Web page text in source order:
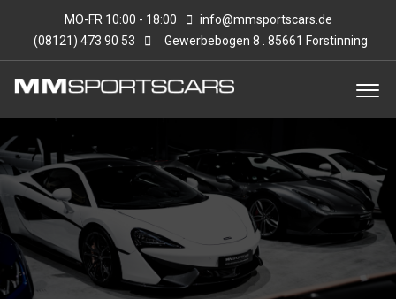
MO-FR 10:00 - 18:00
info@mmsportscars.de
(08121) 473 90 53
Gewerbebogen 8 . 85661 Forstinning